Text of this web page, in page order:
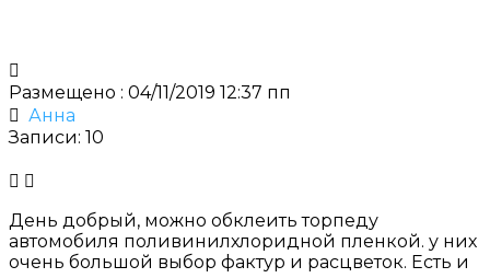
Размещено : 04/11/2019 12:37 пп
Анна
Записи: 10
День добрый, можно обклеить торпеду
автомобиля поливинилхлоридной пленкой. у них
очень большой выбор фактур и расцветок. Есть и